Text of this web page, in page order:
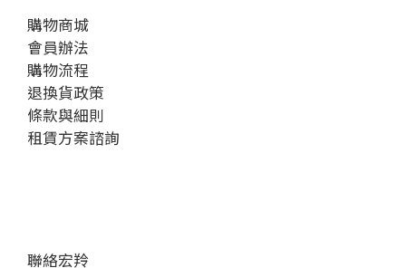
購物商城
會員辦法
購物流程
退換貨政策
條款與細則
租賃方案諮詢
聯絡宏羚